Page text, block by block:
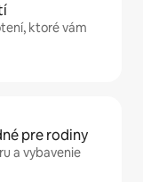
ktoré vám
pre rodiny
a vybavenie